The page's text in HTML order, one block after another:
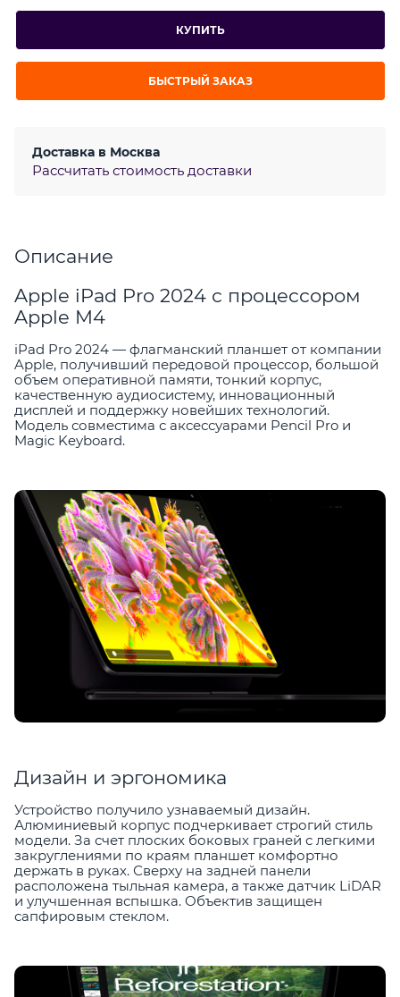
КУПИТЬ
БЫСТРЫЙ ЗАКАЗ
Доставка в Москва
Рассчитать стоимость доставки
Описание
Apple iPad Pro 2024 с процессором
Apple M4
iPad Pro 2024 — флагманский планшет от компании
Apple, получивший передовой процессор, большой
объем оперативной памяти, тонкий корпус,
качественную аудиосистему, инновационный
дисплей и поддержку новейших технологий.
Модель совместима с аксессуарами Pencil Pro и
Magic Keyboard.
Дизайн и эргономика
Устройство получило узнаваемый дизайн.
Алюминиевый корпус подчеркивает строгий стиль
модели. За счет плоских боковых граней с легкими
закруглениями по краям планшет комфортно
держать в руках. Сверху на задней панели
расположена тыльная камера, а также датчик LiDAR
и улучшенная вспышка. Объектив защищен
сапфировым стеклом.